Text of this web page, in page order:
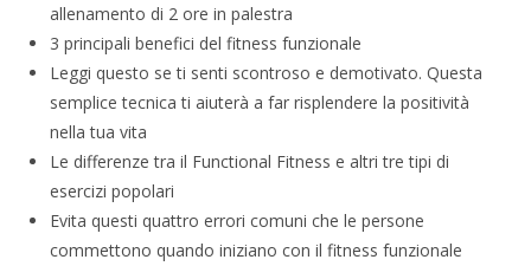
allenamento di 2 ore in palestra
3 principali benefici del fitness funzionale
Leggi questo se ti senti scontroso e demotivato. Questa
semplice tecnica ti aiuterà a far risplendere la positività
nella tua vita
Le differenze tra il Functional Fitness e altri tre tipi di
esercizi popolari
Evita questi quattro errori comuni che le persone
commettono quando iniziano con il fitness funzionale